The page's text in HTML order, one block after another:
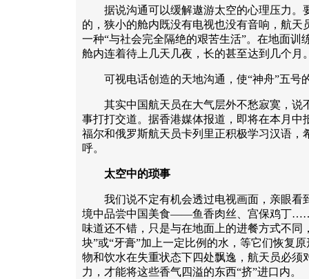
据说沟通可以缓解遨游太空的心理压力。
的，狭小的舱内既没有电视也没有音响，航天
一种“与社会完全隔绝的艰苦生活”。在地面训
舱内连着待上几天几夜，长的甚至达到几个月
可视电话创造的天地沟通，使“神舟”五号
其实中国航天员在大气层外不愁寂寞，说
事打打交道。据香港媒体报道，即将在本月中
福尔和俄罗斯航天员卡列里正积极学习汉语，
呼。
太空中的琐事
我们说不定有机会透过电视画面，亲眼看
境中品尝中国美食——鱼香肉丝、宫保鸡丁
味道还不错，只是与在地面上的进餐方式不同
块”或“牙膏”加上一定比例的水，等它们恢复
物和饮水在失重状态下四处飘逸，航天员必须
力，才能将这些香气四溢的东西“挤”进口内。